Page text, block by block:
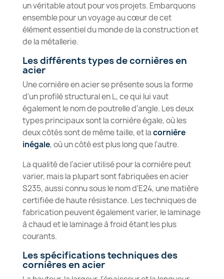
un véritable atout pour vos projets. Embarquons
ensemble pour un voyage au cœur de cet
élément essentiel du monde de la construction et
de la métallerie.
Les différents types de cornières en
acier
Une cornière en acier se présente sous la forme
d'un profilé structural en L, ce qui lui vaut
également le nom de poutrelle d'angle. Les deux
types principaux sont la cornière égale, où les
deux côtés sont de même taille, et lacornière
inégale, où un côté est plus long que l'autre.
La qualité de l'acier utilisé pour la cornière peut
varier, mais la plupart sont fabriquées en acier
S235, aussi connu sous le nom d'E24, une matière
certifiée de haute résistance. Les techniques de
fabrication peuvent également varier, le laminage
à chaud et le laminage à froid étant les plus
courants.
Les spécifications techniques des
cornières en acier